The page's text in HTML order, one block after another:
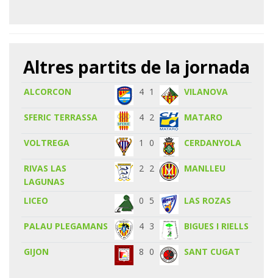
Altres partits de la jornada
ALCORCON 4 1 VILANOVA
SFERIC TERRASSA 4 2 MATARO
VOLTREGA 1 0 CERDANYOLA
RIVAS LAS
LAGUNAS
2 2 MANLLEU
LICEO 0 5 LAS ROZAS
PALAU PLEGAMANS 4 3 BIGUES I RIELLS
GIJON 8 0 SANT CUGAT